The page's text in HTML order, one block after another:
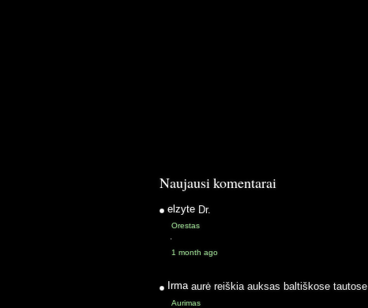
Naujausi komentarai
elzyte Dr.
Orestas
·
1 month ago
Irma aurė reiškia auksas baltiškose tautose
Aurimas